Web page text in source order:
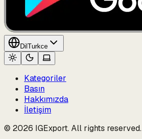
Dil Turkce
Kategoriler
Basın
Hakkımızda
İletişim
© 2026 IGExport. All rights reserved.